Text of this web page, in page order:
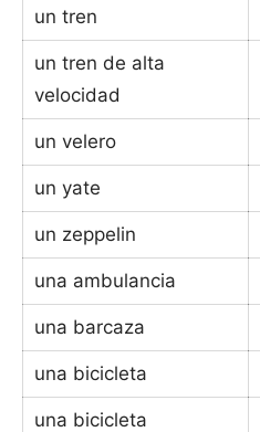
un tren
un tren de alta
velocidad
un velero
un yate
un zeppelin
una ambulancia
una barcaza
una bicicleta
una bicicleta